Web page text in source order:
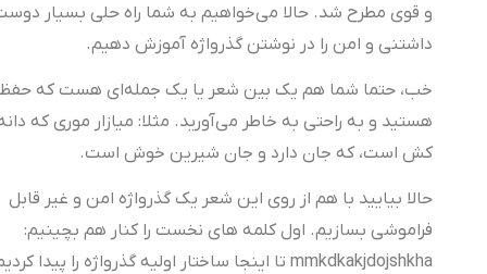
و قوی مطرح شد. حالا می‌خواهیم به شما راه حلی بسیار دوست
داشتنی و امن را در نوشتن گذرواژه آموزش دهیم.
خب، حتما شما هم یک بین شعر یا یک جمله‌ای هست که حفظ
هستید و به راحتی به خاطر می‌آورید. مثلا: میازار موری که دانه
کش است، که جان دارد و جان شیرین خوش است.
حالا بیایید با هم از روی این شعر یک گذرواژه امن و غیر قابل
فراموشی بسازیم. اول کلمه های نخست را کنار هم بچینیم:
mmkdkakjdojshkha تا اینجا ساختار اولیه گذرواژه را پیدا کردیم.